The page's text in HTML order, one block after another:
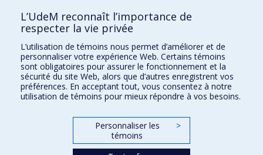
Comment soutenir le Département?
BESOIN D'AIDE?
Plan du site
Signaler une erreur
Accessibilité
FACULTÉ DES ARTS ET DES SCIENCES
Nos départements et écoles
L’UdeM reconnaît l’importance de
respecter la vie privée
L’utilisation de témoins nous permet d’améliorer et de
personnaliser votre expérience Web. Certains témoins
sont obligatoires pour assurer le fonctionnement et la
sécurité du site Web, alors que d’autres enregistrent vos
préférences. En acceptant tout, vous consentez à notre
utilisation de témoins pour mieux répondre à vos besoins.
Personnaliser les
témoins
>